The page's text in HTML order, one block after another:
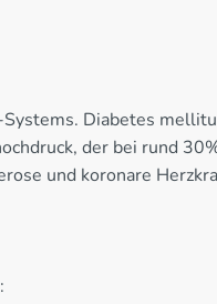
Diabetes
der bei rund
und koronare